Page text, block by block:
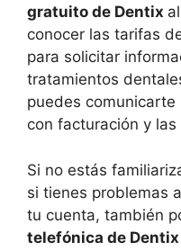
gratuito de Dentix
conocer las tarifas
para solicitar
tratamientos
puedes
con facturación y
Si no estás
si tienes problemas
tu cuenta, también
telefónica de Dentix